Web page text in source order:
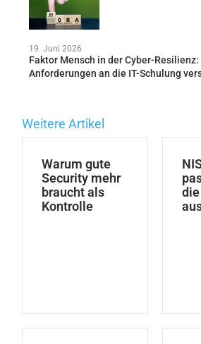
19. Juni 2026
Faktor Mensch in der Cyber-Resilienz:
Anforderungen an die IT-Schulung
Weitere Artikel
Warum gute
Security mehr
braucht als
Kontrolle
die